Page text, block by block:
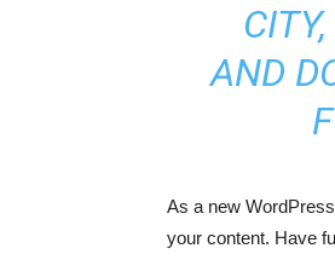
AND
As a new
your content. Have